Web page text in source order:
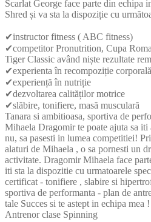
Scarlat George face parte din echipa
Shred și va sta la dispoziție cu
✔instructor fitness ( ABC fitness)
✔competitor Pronutrition, Cupa
Tiger Classic având niște rezultate
✔experienta în recompoziție corporală
✔experiență în nutriție
✔dezvoltarea calităților motrice
✔slăbire, tonifiere, masă musculară
Tanara si ambitioasa, sportiva de
Mihaela Dragomir te poate ajuta sa
nu, sa pasesti in lumea competitiei!
alaturi de Mihaela , o sa pornesti un
activitate. Dragomir Mihaela face
iti sta la dispozitie cu urmatoarele
certificat - ⁠tonifiere , slabire si
⁠sportiva de performanta - ⁠plan de
tale Succes si te astept in echipa mea !
Antrenor clase Spinning